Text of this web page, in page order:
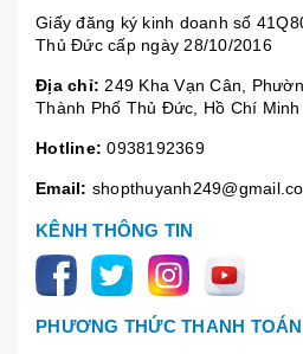
Giấy đăng ký kinh doanh số
Thủ Đức cấp ngày 28/10/2016
Địa chỉ: 249 Kha Vạn Cân,
Thành Phố Thủ Đức, Hồ Chí Minh
Hotline: 0938192369
Email:
KÊNH THÔNG TIN
PHƯƠNG THỨC THANH TOÁN